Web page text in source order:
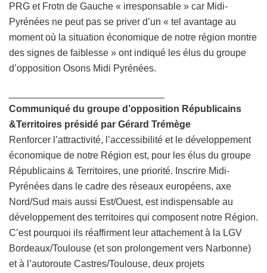
PRG et Frotn de Gauche « irresponsable » car Midi-
Pyrénées ne peut pas se priver d’un « tel avantage au
moment où la situation économique de notre région montre
des signes de faiblesse » ont indiqué les élus du groupe
d’opposition Osons Midi Pyrénées.
Communiqué du groupe d’opposition Républicains
&Territoires présidé par Gérard Trémège
Renforcer l’attractivité, l’accessibilité et le développement
économique de notre Région est, pour les élus du groupe
Républicains & Territoires, une priorité. Inscrire Midi-
Pyrénées dans le cadre des réseaux européens, axe
Nord/Sud mais aussi Est/Ouest, est indispensable au
développement des territoires qui composent notre Région.
C’est pourquoi ils réaffirment leur attachement à la LGV
Bordeaux/Toulouse (et son prolongement vers Narbonne)
et à l’autoroute Castres/Toulouse, deux projets